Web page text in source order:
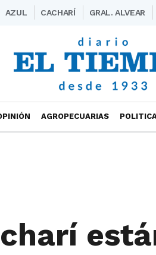
AZUL CACHARÍ GRAL. ALVEAR
AGROPECUARIAS